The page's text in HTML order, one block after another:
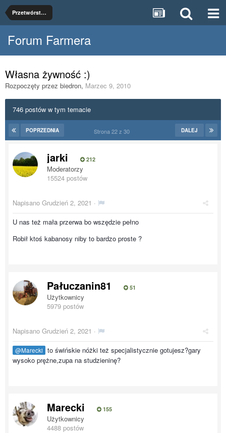
Przetwórstwo rolnospożywcze
Forum Farmera
Własna żywność :)
Rozpoczęty przez biedron, Marzec 9, 2010
746 postów w tym temacie
POPRZEDNIA DALEJ
Strona 22 z 30
jarki 212
Moderatorzy
15524 postów
Napisano Grudzień 2, 2021 ·
U nas też mała przerwa bo wszędzie pełno
Robił ktoś kabanosy niby to bardzo proste ?
Pałuczanin81 51
Użytkownicy
5979 postów
Napisano Grudzień 2, 2021 ·
@Marecki
to świńskie nóżki też specjalistycznie gotujesz?gary
wysoko prężne,zupa na studzieninę?
Marecki 155
Użytkownicy
4488 postów